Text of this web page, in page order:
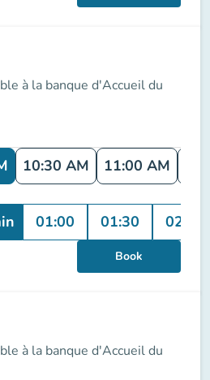
à la banque d'Accueil du
10:30 AM 11:00 AM
01:00 01:30 02:00
Book
à la banque d'Accueil du